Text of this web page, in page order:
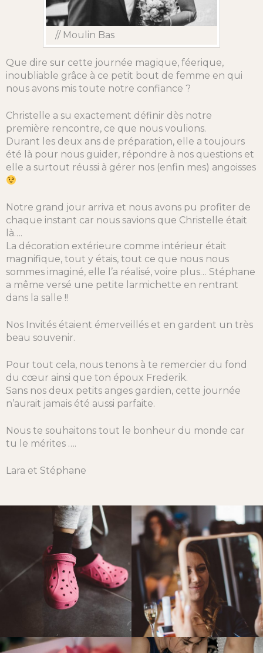
// Moulin Bas
Que dire sur cette journée magique, féerique,
inoubliable grâce à ce petit bout de femme en qui
nous avons mis toute notre confiance ?
Christelle a su exactement définir dès notre
première rencontre, ce que nous voulions.
Durant les deux ans de préparation, elle a toujours
été là pour nous guider, répondre à nos questions et
elle a surtout réussi à gérer nos (enfin mes) angoisses
Notre grand jour arriva et nous avons pu profiter de
chaque instant car nous savions que Christelle était
là….
La décoration extérieure comme intérieur était
magnifique, tout y étais, tout ce que nous nous
sommes imaginé, elle l’a réalisé, voire plus… Stéphane
a même versé une petite larmichette en rentrant
dans la salle !!
Nos Invités étaient émerveillés et en gardent un très
beau souvenir.
Pour tout cela, nous tenons à te remercier du fond
du cœur ainsi que ton époux Frederik.
Sans nos deux petits anges gardien, cette journée
n’aurait jamais été aussi parfaite.
Nous te souhaitons tout le bonheur du monde car
tu le mérites ….
Lara et Stéphane